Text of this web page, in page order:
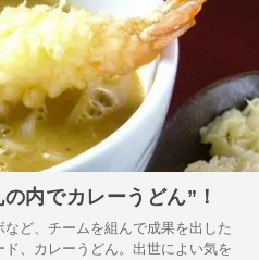
内でカレーうどん”！
ど、チームを組んで成果を出した
、カレーうどん。出世によい気を